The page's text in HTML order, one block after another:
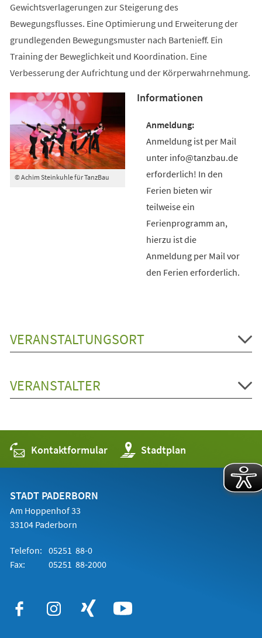
Gewichtsverlagerungen zur Steigerung des
Bewegungsflusses. Eine Optimierung und Erweiterung der
grundlegenden Bewegungsmuster nach Bartenieff. Ein
Training der Beweglichkeit und Koordination. Eine
Verbesserung der Aufrichtung und der Körperwahrnehmung.
© Achim Steinkuhle für TanzBau
Informationen
Anmeldung ist per Mail
unter info@tanzbau.de
erforderlich! In den
Ferien bieten wir
teilweise ein
Ferienprogramm an,
hierzu ist die
Anmeldung per Mail vor
den Ferien erforderlich.
VERANSTALTUNGSORT
VERANSTALTER
Kontaktformular Stadtplan
(Öffnet
in
einem
STADT PADERBORN
Am Hoppenhof 33
33104 Paderborn
Telefon: 05251 88-0
Fax:
05251 88-2000